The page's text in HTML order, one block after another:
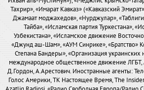
Тахрир», «Имарат Кавказ» («Кавказский
Джамаат моджахедов», «Нурджулар»,
Тайба», «Исламская партия Туркестана»,
Узбекистана», «Исламское движение
«Джунд аш-Шам», «АУМ Синрике», «Братство»
Степана Бандеры», «Организация
международное общественное движение ЛГБТ,
Д.Гордон, А.Арестович. Иностранные агенты:
Голос Америки, ТК Настоящее Время, The